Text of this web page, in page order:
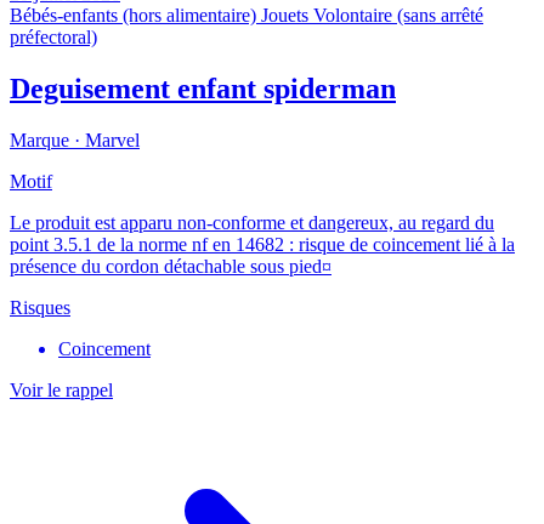
Bébés-enfants (hors alimentaire) Jouets Volontaire (sans arrêté
préfectoral)
Deguisement enfant spiderman
Marque · Marvel
Motif
Le produit est apparu non-conforme et dangereux, au regard du
point 3.5.1 de la norme nf en 14682 : risque de coincement lié à la
présence du cordon détachable sous pied¤
Risques
Coincement
Voir le rappel